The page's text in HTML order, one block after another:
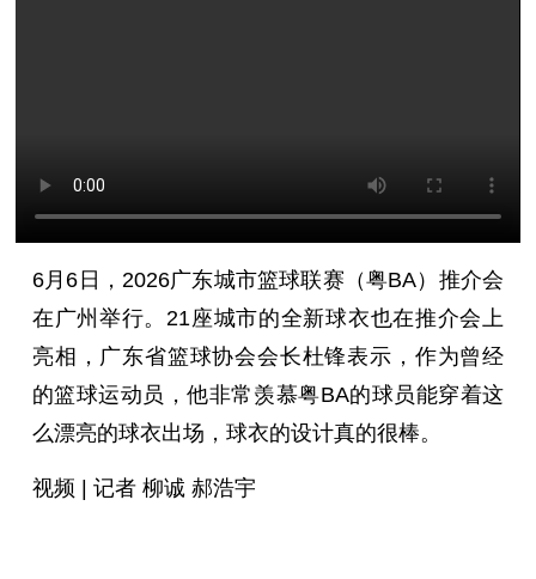
6月6日，2026广东城市篮球联赛（粤BA）推介会
在广州举行。21座城市的全新球衣也在推介会上
亮相，广东省篮球协会会长杜锋表示，作为曾经
的篮球运动员，他非常羡慕粤BA的球员能穿着这
么漂亮的球衣出场，球衣的设计真的很棒。
视频 | 记者 柳诚 郝浩宇